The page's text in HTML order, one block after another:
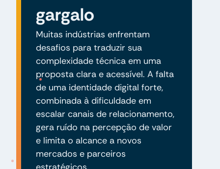
gargalo
Muitas indústrias enfrentam
desafios para traduzir sua
complexidade técnica em uma
proposta clara e acessível. A falta
de uma identidade digital forte,
combinada à dificuldade em
escalar canais de relacionamento,
gera ruído na percepção de valor
e limita o alcance a novos
mercados e parceiros